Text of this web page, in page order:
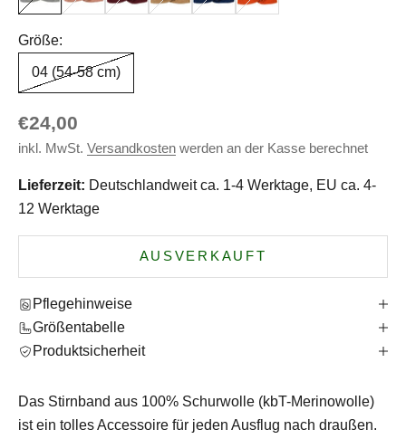
Größe:
04 (54-58 cm)
Angebot
€24,00
inkl. MwSt. Versandkosten werden an der Kasse berechnet
Lieferzeit: Deutschlandweit ca. 1-4 Werktage, EU ca. 4-
12 Werktage
AUSVERKAUFT
Pflegehinweise
Größentabelle
Produktsicherheit
Das Stirnband aus 100% Schurwolle (kbT-Merinowolle)
ist ein tolles Accessoire für jeden Ausflug nach draußen.